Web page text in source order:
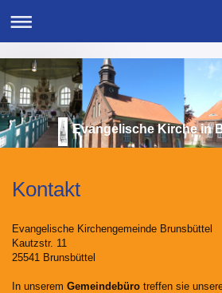
Evangelische Kirche in
Kontakt
Evangelische Kirchengemeinde Brunsbüttel
Kautzstr. 11
25541 Brunsbüttel
In unserem Gemeindebüro treffen sie